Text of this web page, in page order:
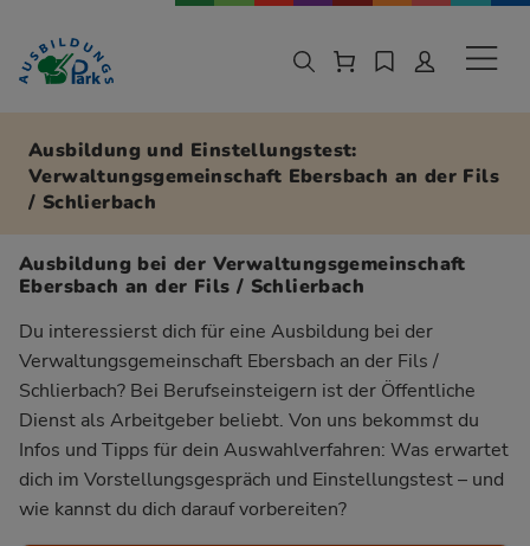
Zur Navigation springen
Zu den Hauptinhalten springen
Ausbildung und Einstellungstest:
Verwaltungsgemeinschaft Ebersbach an der Fils
/ Schlierbach
Ausbildung bei der Verwaltungsgemeinschaft
Ebersbach an der Fils / Schlierbach
Du interessierst dich für eine Ausbildung bei der
Verwaltungsgemeinschaft Ebersbach an der Fils /
Schlierbach? Bei Berufseinsteigern ist der Öffentliche
Dienst als Arbeitgeber beliebt. Von uns bekommst du
Infos und Tipps für dein Auswahlverfahren: Was erwartet
dich im Vorstellungsgespräch und Einstellungstest – und
wie kannst du dich darauf vorbereiten?